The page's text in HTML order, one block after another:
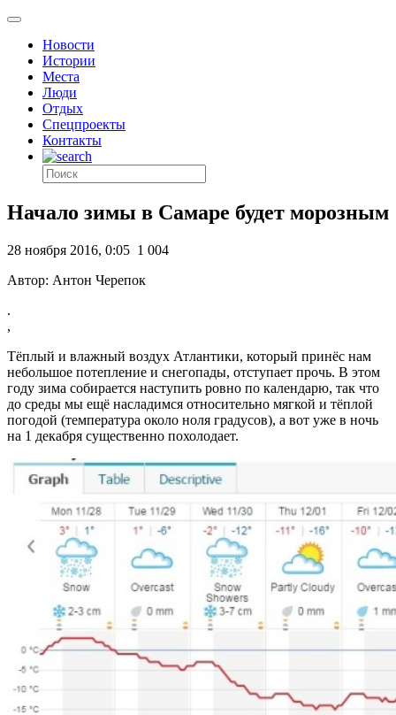
Новости
Истории
Места
Люди
Отдых
Спецпроекты
Контакты
Начало зимы в Самаре будет морозным
28 ноября 2016, 0:05 1 004
Автор: Антон Черепок
.
,
Тёплый и влажный воздух Атлантики, который принёс нам
небольшое потепление и снегопады, отступает прочь. В этом
году зима собирается наступить ровно по календарю, так что
до среды мы ещё насладимся относительно мягкой и тёплой
погодой (температура около ноля градусов), а вот уже в ночь
на 1 декабря существенно похолодает.